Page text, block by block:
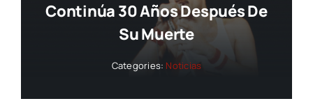
Continúa 30 Años Después De
Su Muerte
Categories: Noticias